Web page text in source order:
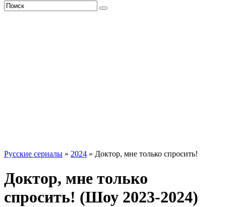
Русские сериалы » 2024 » Доктор, мне только спросить!
Доктор, мне только
спросить! (Шоу 2023-2024)